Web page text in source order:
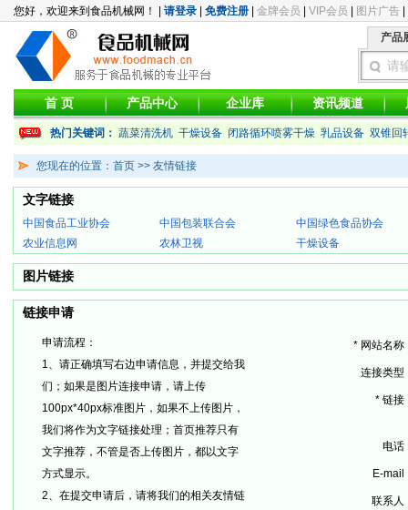
您好，欢迎来到食品机械网！ | 请登录 免费注册 金牌会员 VIP会员 图片广告
产品
请
首 页 产品中心 企业库 资讯频道
热门关键词： 蔬菜清洗机 干燥设备 闭路循环喷雾干燥 乳品设备 双锥回
您现在的位置：首页 >> 友情链接
文字链接
中国食品工业协会 中国包装联合会
中国绿色食品协会
农业信息网
农林卫视 干燥设备
图片链接
链接申请
申请流程：
1、 请正确填写右边申请信息，并提交给我
们；如果是图片连接申请，请上传
100px*40px标准图片，如果不上传图片，
我们将作为文字链接处理；首页推荐只有
文字推荐，不管是否上传图片，都以文字
方式显示。
2、 在提交申请后，请将我们的相关友情链
* 网站名称
连接类型
* 链接
电话
E-mail
联系人